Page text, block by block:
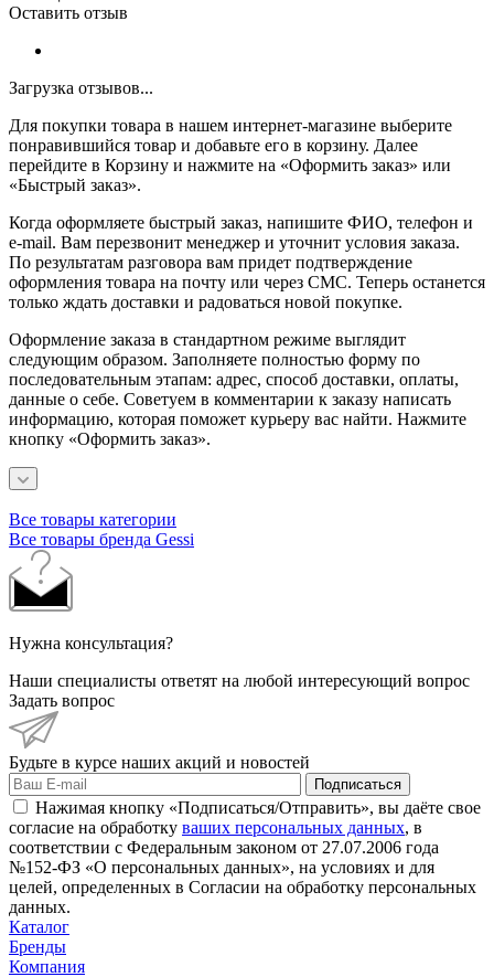
Оставить отзыв
Загрузка отзывов...
Для покупки товара в нашем интернет-магазине выберите
понравившийся товар и добавьте его в корзину. Далее
перейдите в Корзину и нажмите на «Оформить заказ» или
«Быстрый заказ».
Когда оформляете быстрый заказ, напишите ФИО, телефон и
e-mail. Вам перезвонит менеджер и уточнит условия заказа.
По результатам разговора вам придет подтверждение
оформления товара на почту или через СМС. Теперь останется
только ждать доставки и радоваться новой покупке.
Оформление заказа в стандартном режиме выглядит
следующим образом. Заполняете полностью форму по
последовательным этапам: адрес, способ доставки, оплаты,
данные о себе. Советуем в комментарии к заказу написать
информацию, которая поможет курьеру вас найти. Нажмите
кнопку «Оформить заказ».
Все товары категории
Все товары бренда Gessi
Нужна консультация?
Наши специалисты ответят на любой интересующий вопрос
Задать вопрос
Будьте в курсе наших акций и новостей
Подписаться
Нажимая кнопку «Подписаться/Отправить», вы даёте свое
согласие на обработку ваших персональных данных, в
соответствии с Федеральным законом от 27.07.2006 года
№152-ФЗ «О персональных данных», на условиях и для
целей, определенных в Согласии на обработку персональных
данных.
Каталог
Бренды
Компания